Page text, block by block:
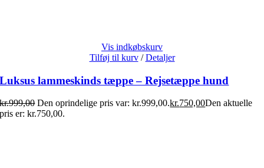
Vis indkøbskurv
Tilføj til kurv / Detaljer
Luksus lammeskinds tæppe – Rejsetæppe hund
kr.999,00 Den oprindelige pris var: kr.999,00.kr.750,00Den aktuelle
pris er: kr.750,00.